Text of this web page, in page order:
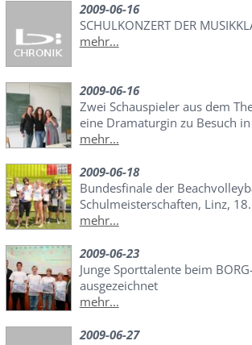
2009-06-16
SCHULKONZERT DER
mehr...
2009-06-16
Zwei Schauspieler aus dem
eine Dramaturgin zu Besuch
mehr...
2009-06-18
Bundesfinale der
Schulmeisterschaften, Linz,
mehr...
2009-06-23
Junge Sporttalente beim
ausgezeichnet
mehr...
2009-06-27